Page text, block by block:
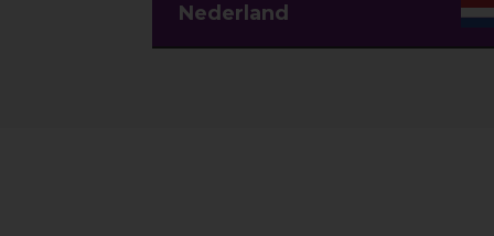
Nederland